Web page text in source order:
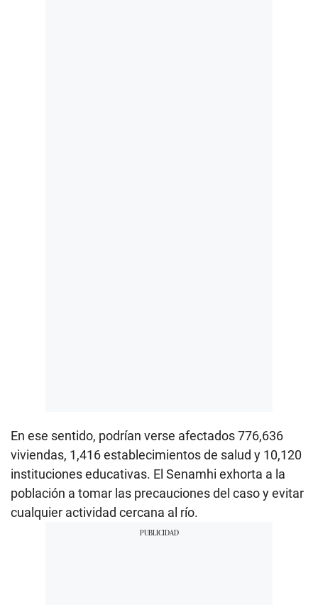
En ese sentido, podrían verse afectados 776,636
viviendas, 1,416 establecimientos de salud y 10,120
instituciones educativas. El Senamhi exhorta a la
población a tomar las precauciones del caso y evitar
cualquier actividad cercana al río.